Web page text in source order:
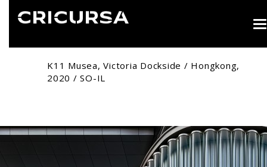
K11 Musea, Victoria Dockside / Hongkong,
2020 / SO-IL